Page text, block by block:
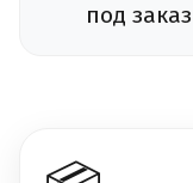
под заказ